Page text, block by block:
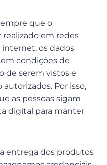
que o
em redes
internet, os dados
condições de
de serem vistos e
Por isso,
as pessoas sigam
digital para manter
entrega dos produtos